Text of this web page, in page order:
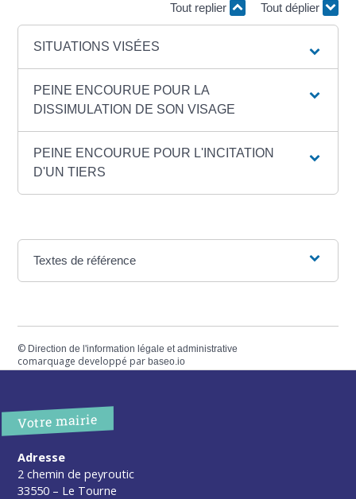
Tout replier Tout déplier
SITUATIONS VISÉES
PEINE ENCOURUE POUR LA
DISSIMULATION DE SON VISAGE
PEINE ENCOURUE POUR L'INCITATION
D'UN TIERS
Textes de référence
© Direction de l'information légale et administrative
comarquage developpé parbaseo.io
Votre mairie
Adresse
2 chemin de peyroutic
33550 – Le Tourne